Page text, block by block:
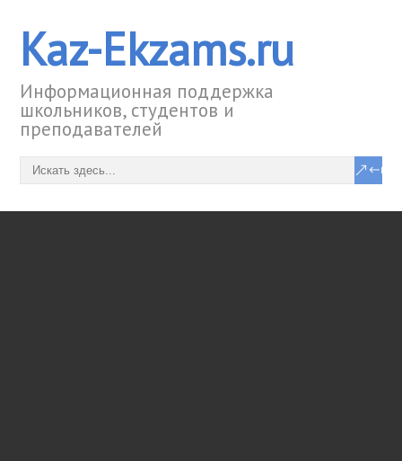
Kaz-Ekzams.ru
Информационная поддержка
школьников, студентов и
преподавателей